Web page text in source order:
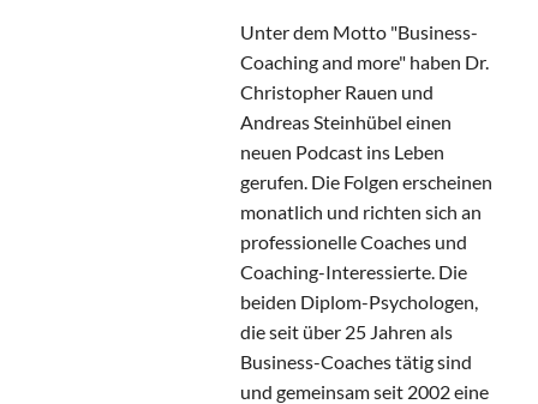
Unter dem Motto "Business-
Coaching and more" haben Dr.
Christopher Rauen und
Andreas Steinhübel einen
neuen Podcast ins Leben
gerufen. Die Folgen erscheinen
monatlich und richten sich an
professionelle Coaches und
Coaching-Interessierte. Die
beiden Diplom-Psychologen,
die seit über 25 Jahren als
Business-Coaches tätig sind
und gemeinsam seit 2002 eine